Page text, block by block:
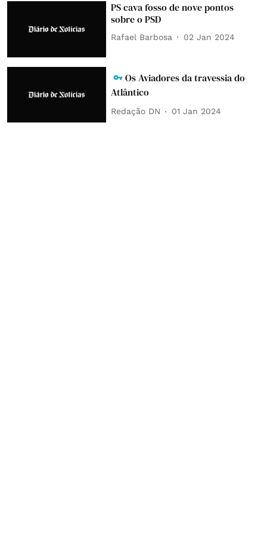
PS cava fosso de nove pontos
sobre o PSD
Rafael Barbosa 02 Jan 2024
Os Aviadores da travessia do
Atlântico
Redação DN 01 Jan 2024